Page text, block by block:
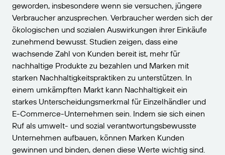
geworden, insbesondere wenn sie versuchen, jüngere
Verbraucher anzusprechen. Verbraucher werden sich der
ökologischen und sozialen Auswirkungen ihrer Einkäufe
zunehmend bewusst. Studien zeigen, dass eine
wachsende Zahl von Kunden bereit ist, mehr für
nachhaltige Produkte zu bezahlen und Marken mit
starken Nachhaltigkeitspraktiken zu unterstützen. In
einem umkämpften Markt kann Nachhaltigkeit ein
starkes Unterscheidungsmerkmal für Einzelhändler und
E-Commerce-Unternehmen sein. Indem sie sich einen
Ruf als umwelt- und sozial verantwortungsbewusste
Unternehmen aufbauen, können Marken Kunden
gewinnen und binden, denen diese Werte wichtig sind.